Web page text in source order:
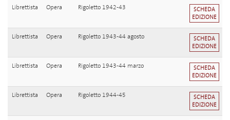
Librettista Opera Rigoletto 1942-43
SCHEDA
EDIZIONE
Librettista Opera Rigoletto 1943-44 agosto
SCHEDA
EDIZIONE
Librettista Opera Rigoletto 1943-44 marzo
SCHEDA
EDIZIONE
Librettista Opera Rigoletto 1944-45
SCHEDA
EDIZIONE